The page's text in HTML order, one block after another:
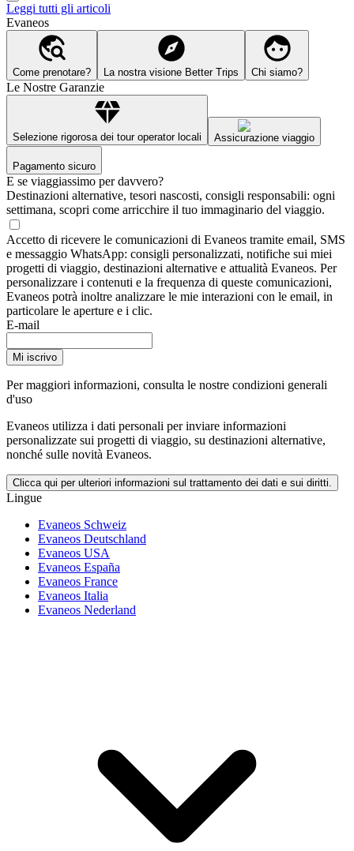
Leggi tutti gli articoli
Evaneos
Come prenotare? La nostra visione Better Trips Chi siamo?
Le Nostre Garanzie
Selezione rigorosa dei tour operator locali Assicurazione viaggio
Pagamento sicuro
E se viaggiassimo per davvero?
Destinazioni alternative, tesori nascosti, consigli responsabili: ogni
settimana, scopri come arricchire il tuo immaginario del viaggio.
Accetto di ricevere le comunicazioni di Evaneos tramite email, SMS
e messaggio WhatsApp: consigli personalizzati, notifiche sui miei
progetti di viaggio, destinazioni alternative e attualità Evaneos. Per
personalizzare i contenuti e la frequenza di queste comunicazioni,
Evaneos potrà inoltre analizzare le mie interazioni con le email, in
particolare le aperture e i clic.
E-mail
Mi iscrivo
Per maggiori informazioni, consulta le nostre condizioni generali
d'uso
Evaneos utilizza i dati personali per inviare informazioni
personalizzate sui progetti di viaggio, su destinazioni alternative,
nonché sulle novità Evaneos.
Clicca qui per ulteriori informazioni sul trattamento dei dati e sui diritti.
Lingue
Evaneos Schweiz
Evaneos Deutschland
Evaneos USA
Evaneos España
Evaneos France
Evaneos Italia
Evaneos Nederland